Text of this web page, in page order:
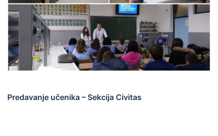
Predavanje učenika – Sekcija Civitas